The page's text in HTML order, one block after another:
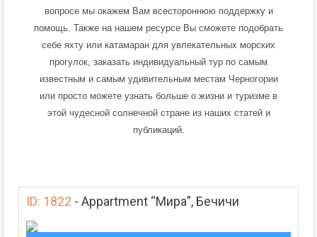
вопросе мы окажем Вам всестороннюю поддержку и
помощь. Также на нашем ресурсе Вы сможете подобрать
себе яхту или катамаран для увлекательных морских
прогулок, заказать индивидуальный тур по самым
известным и самым удивительным местам Черногории
или просто можете узнать больше о жизни и туризме в
этой чудесной солнечной стране из наших статей и
публикаций.
ID: 1822 - Appartment “Мира”, Бечичи